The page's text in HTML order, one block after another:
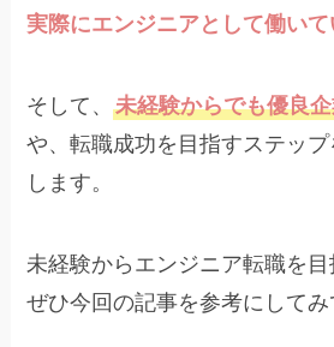
実際にエンジニアとして働い
そして、未経験からでも優良
や、転職成功を目指すステッ
します。
未経験からエンジニア転職を目
ぜひ今回の記事を参考にしてみ